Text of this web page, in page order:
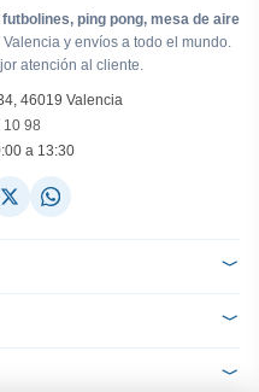
ping pong, mesa de aire
y envíos a todo el mundo.
atención al cliente.
46019 Valencia
10 98
a 13:30